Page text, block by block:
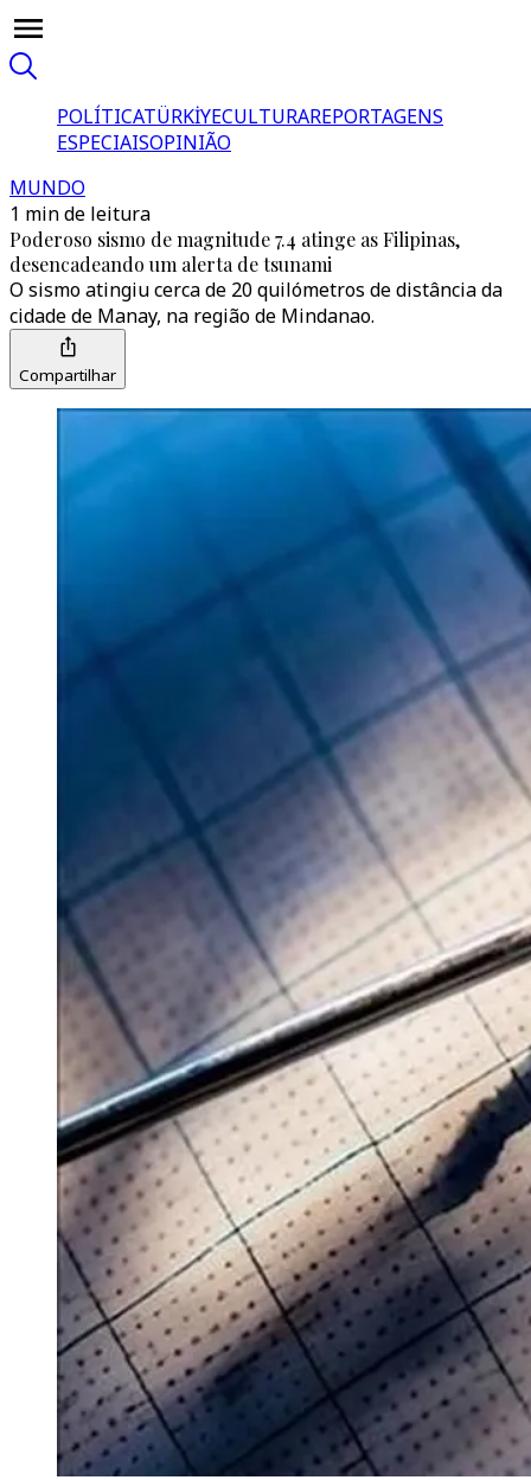
POLÍTICATÜRKİYECULTURAREPORTAGENS
ESPECIAISOPINIÃO
MUNDO
1 min de leitura
Poderoso sismo de magnitude 7.4 atinge as Filipinas,
desencadeando um alerta de tsunami
O sismo atingiu cerca de 20 quilómetros de distância da
cidade de Manay, na região de Mindanao.
Compartilhar